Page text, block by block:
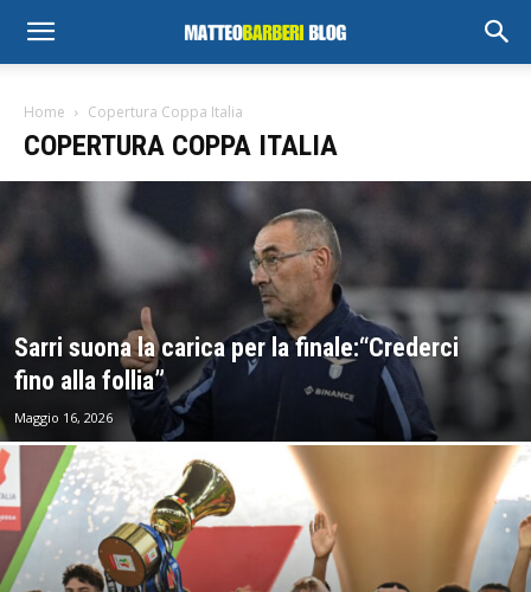
Home Copertura Coppa Italia
COPERTURA COPPA ITALIA
Sarri suona la carica per la finale:“Crederci
fino alla follia”
Maggio 16, 2026